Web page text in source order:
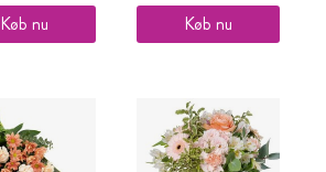
Køb nu
Køb nu